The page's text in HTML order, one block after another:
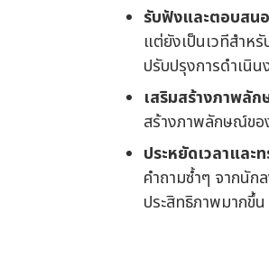
รับฟังและตอบสน
แต่ยังเป็นเวทีสำห
ปรับปรุงการดำเนิน
เสริมสร้างภาพลั
สร้างภาพลักษณ์ขอ
ประหยัดเวลาและ
คำถามซ้ำๆ จากนัก
ประสิทธิภาพมากขึ้น